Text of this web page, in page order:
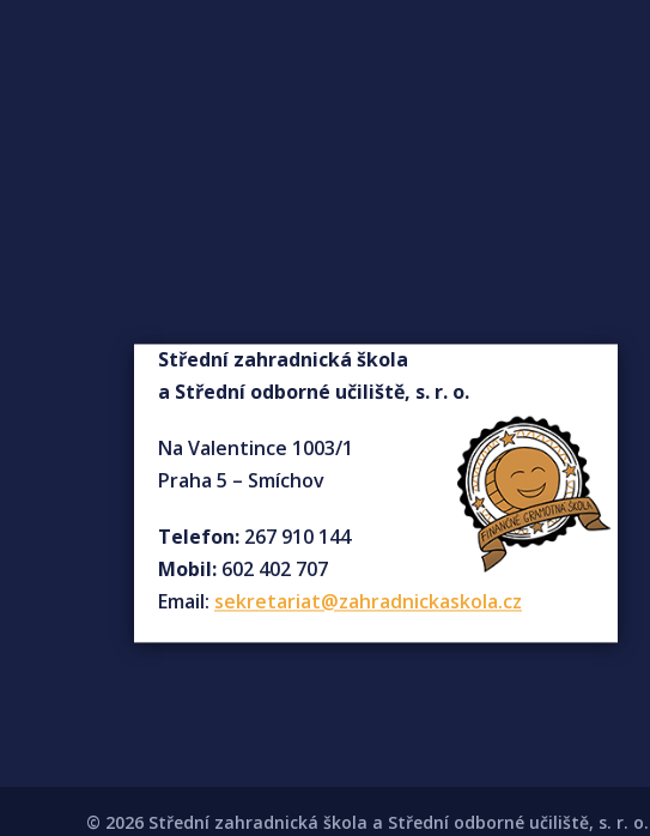
Střední zahradnická škola
a Střední odborné učiliště, s. r. o.
Na Valentince 1003/1
Praha 5 – Smíchov
Telefon: 267 910 144
Mobil: 602 402 707
Email: sekretariat@zahradnickaskola.cz
© 2026 Střední zahradnická škola a Střední odborné učiliště, s. r.